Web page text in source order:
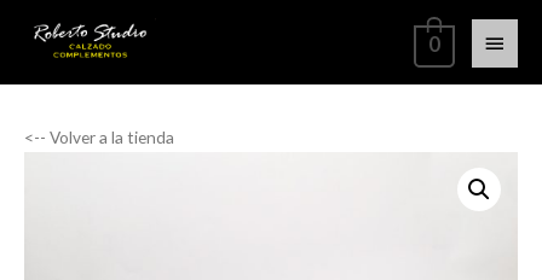
0
<-- Volver a la tienda